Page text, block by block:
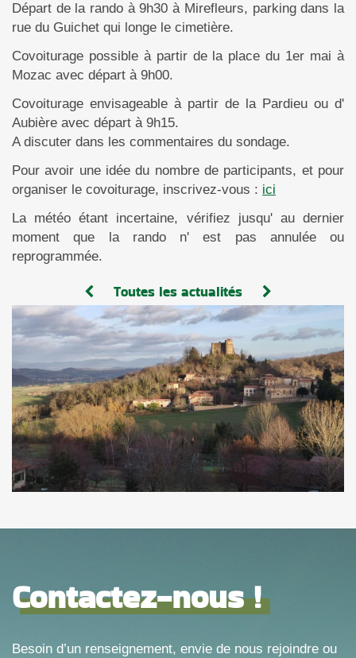
Départ de la rando à 9h30 à Mirefleurs, parking dans la
rue du Guichet qui longe le cimetière.
Covoiturage possible à partir de la place du 1er mai à
Mozac avec départ à 9h00.
Covoiturage envisageable à partir de la Pardieu ou d'
Aubière avec départ à 9h15.
A discuter dans les commentaires du sondage.
Pour avoir une idée du nombre de participants, et pour
organiser le covoiturage, inscrivez-vous : ici
La météo étant incertaine, vérifiez jusqu' au dernier
moment que la rando n' est pas annulée ou
reprogrammée.
Toutes les actualités
Contactez-nous !
Besoin d’un renseignement, envie de nous rejoindre ou